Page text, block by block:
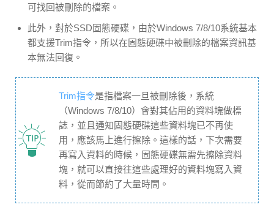
可找回被刪除的檔案。
此外，對於SSD固態硬碟，由於Windows 7/8/10系統基本
都支援Trim指令，所以在固態硬碟中被刪除的檔案資訊基
本無法回復。
Trim指令是指檔案一旦被刪除後，系統
（Windows 7/8/10）會對其佔用的資料塊做標
誌，並且通知固態硬碟這些資料塊已不再使
用，應該馬上進行擦除。這樣的話，下次需要
再寫入資料的時候，固態硬碟無需先擦除資料
塊，就可以直接往這些處理好的資料塊寫入資
料，從而節約了大量時間。